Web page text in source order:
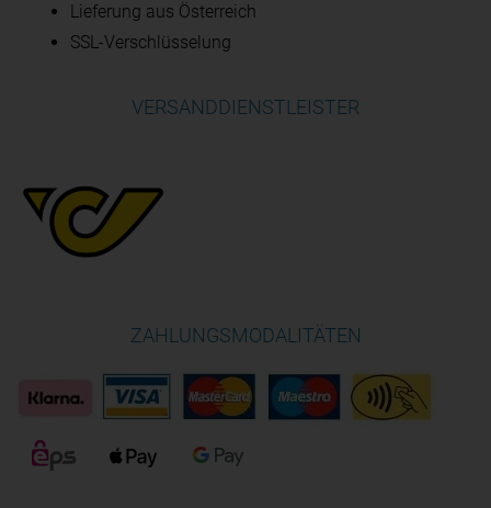
Lieferung aus Österreich
SSL-Verschlüsselung
VERSANDDIENSTLEISTER
ZAHLUNGSMODALITÄTEN